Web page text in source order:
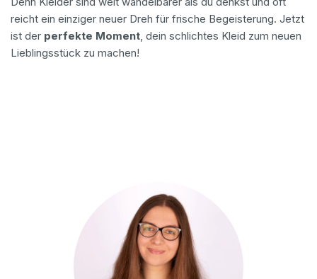
reicht ein einziger neuer Dreh für frische Begeisterung. Jetzt
ist der perfekte Moment , dein schlichtes Kleid zum neuen
Lieblingsstück zu machen!